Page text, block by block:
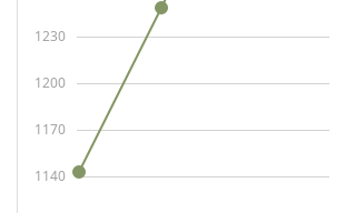
1140
1170
1200
1230